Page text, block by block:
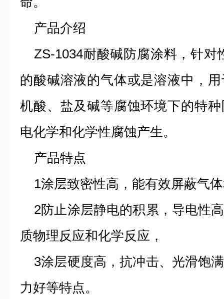
产品介绍
ZS-1034耐酸碱防腐涂料，针对
的酸碱溶液的气体或是溶液中，
机酸、盐及碱等腐蚀环境下的特
电化学和化学性腐蚀产生。
产品特点
1涂层致密性高，能有效屏蔽气
2防止涂层静电的积累，导电性
质物理反应和化学反应，
3涂层硬度高，抗冲击、光滑饱
力好等特点。